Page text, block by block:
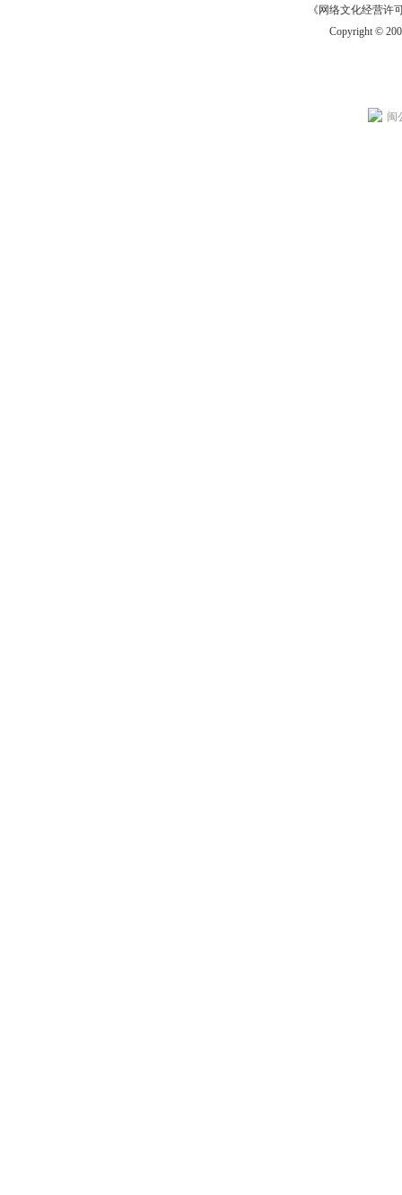
《网络文化经营许
Copyright ©
闽